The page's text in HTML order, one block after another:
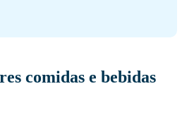
comidas e bebidas